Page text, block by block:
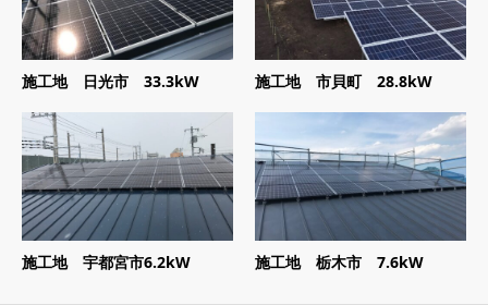
施工地 日光市 33.3kW 施工地 市貝町 28.8kW
施工地 宇都宮市6.2kW 施工地 栃木市 7.6kW